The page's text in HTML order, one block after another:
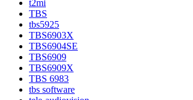
t2mi
TBS
tbs5925
TBS6903X
TBS6904SE
TBS6909
TBS6909X
TBS 6983
tbs software